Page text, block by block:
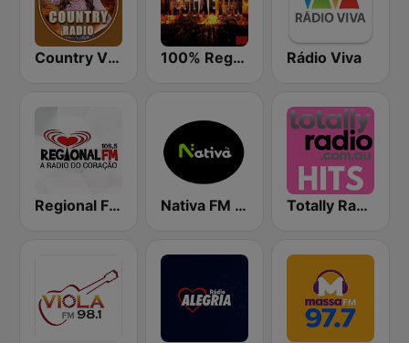
Country Vibes 100% Reggaeton Radio Rádio Viva
Regional FM 106.5 Nativa FM Alegrete Totally Radio Hits